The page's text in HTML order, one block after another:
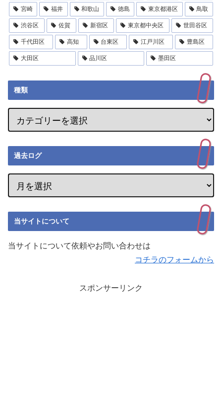
宮崎 福井 和歌山 徳島 東京都港区 鳥取
渋谷区 佐賀 新宿区 東京都中央区 世田谷区
千代田区 高知 台東区 江戸川区 豊島区
大田区 品川区 墨田区
種類
過去ログ
当サイトについて
当サイトについて依頼やお問い合わせは
コチラのフォームから
スポンサーリンク